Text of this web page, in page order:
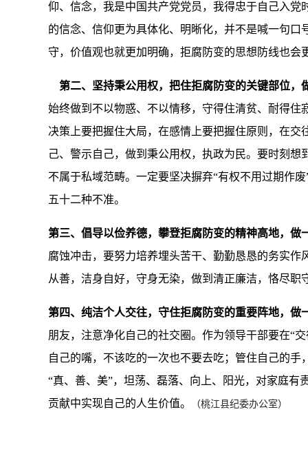
仰、信念，我是中国共产党党员，我得忠于自己入
的信念、信仰更为具体化、明晰化，并不是喊一句
守，价值观也就更加明确，拒腐防变的思想防线也会
第二、 坚持秉公用权，把住拒腐防变的关键部位，
始终做到不以物惑、不以情移，守得住清贫、耐得
决策上要把握住大局，在感情上要把握住原则，在
己、警示自己，做到秉公用权，执政为民。要时刻
不属于私域范畴。一定要坚决摒弃“有权不用过期作
五十二种不准。
第三、倡导以俭养德，攀登拒腐防变的精神高地，做
腐蚀冲击，要努力培养埋头苦干、勤勤恳恳的务实
从善，洁身自好，守身无染，做到清正廉洁，恪尽职
第四、纯洁个人交往，守住拒腐防变的重要阵地，做
朋友，注意净化自己的社交圈。作为领导干部要在“
自己的嘴，不该吃的一次也不要去吃；管住自己的
“真、善、美”，坦荡、磊落、向上、阳光，对家庭
贡献中实现自己的人生价值。
（桃江县纪委办公室）